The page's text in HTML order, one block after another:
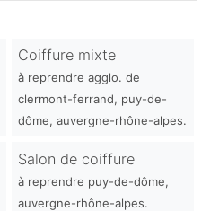
Coiffure mixte
à reprendre agglo. de
clermont-ferrand, puy-de-
dôme, auvergne-rhône-alpes.
Salon de coiffure
à reprendre puy-de-dôme,
auvergne-rhône-alpes.